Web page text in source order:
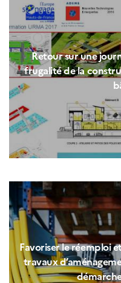
Retour sur une
frugalité de la
Favoriser le réemploi
travaux